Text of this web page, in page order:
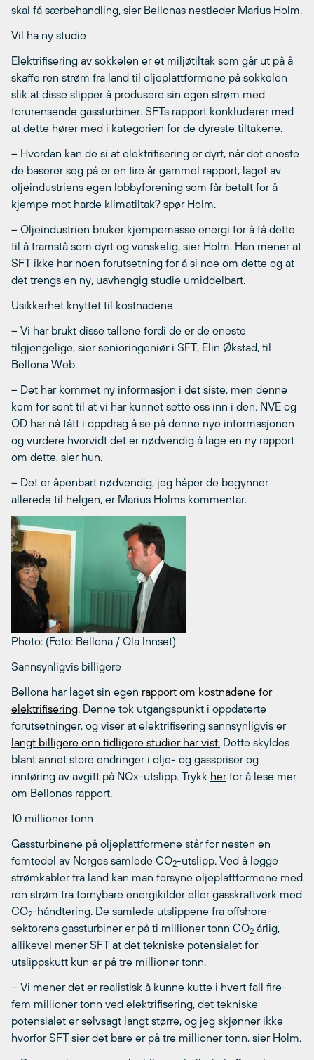
skal få særbehandling, sier Bellonas nestleder Marius Holm.
Vil ha ny studie
Elektrifisering av sokkelen er et miljøtiltak som går ut på å
skaffe ren strøm fra land til oljeplattformene på sokkelen
slik at disse slipper å produsere sin egen strøm med
forurensende gassturbiner. SFTs rapport konkluderer med
at dette hører med i kategorien for de dyreste tiltakene.
– Hvordan kan de si at elektrifisering er dyrt, når det eneste
de baserer seg på er en fire år gammel rapport, laget av
oljeindustriens egen lobbyforening som får betalt for å
kjempe mot harde klimatiltak? spør Holm.
– Oljeindustrien bruker kjempemasse energi for å få dette
til å framstå som dyrt og vanskelig, sier Holm. Han mener at
SFT ikke har noen forutsetning for å si noe om dette og at
det trengs en ny, uavhengig studie umiddelbart.
Usikkerhet knyttet til kostnadene
– Vi har brukt disse tallene fordi de er de eneste
tilgjengelige, sier senioringeniør i SFT, Elin Økstad, til
Bellona Web.
– Det har kommet ny informasjon i det siste, men denne
kom for sent til at vi har kunnet sette oss inn i den. NVE og
OD har nå fått i oppdrag å se på denne nye informasjonen
og vurdere hvorvidt det er nødvendig å lage en ny rapport
om dette, sier hun.
– Det er åpenbart nødvendig, jeg håper de begynner
allerede til helgen, er Marius Holms kommentar.
Photo: (Foto: Bellona / Ola Innset)
Sannsynligvis billigere
Bellona har laget sin egen rapport om kostnadene for
elektrifisering. Denne tok utgangspunkt i oppdaterte
forutsetninger, og viser at elektrifisering sannsynligvis er
langt billigere enn tidligere studier har vist. Dette skyldes
blant annet store endringer i olje- og gasspriser og
innføring av avgift på NOx-utslipp. Trykk herfor å lese mer
om Bellonas rapport.
10 millioner tonn
Gassturbinene på oljeplattformene står for nesten en
femtedel av Norges samlede CO2-utslipp. Ved å legge
strømkabler fra land kan man forsyne oljeplattformene med
ren strøm fra fornybare energikilder eller gasskraftverk med
CO2-håndtering. De samlede utslippene fra offshore-
sektorens gassturbiner er på ti millioner tonn CO2 årlig,
allikevel mener SFT at det tekniske potensialet for
utslippskutt kun er på tre millioner tonn.
– Vi mener det er realistisk å kunne kutte i hvert fall fire-
fem millioner tonn ved elektrifisering, det tekniske
potensialet er selvsagt langt større, og jeg skjønner ikke
hvorfor SFT sier det bare er på tre millioner tonn, sier Holm.